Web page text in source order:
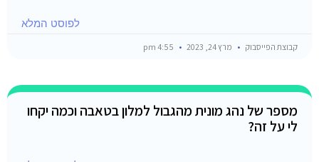
לפוסט המלא
קבוצת הפייסבוק מרץ 24, 2023
מספר של נהג מונית מהגבול למלון בטאבה וכמה יקחו
לי על זה?